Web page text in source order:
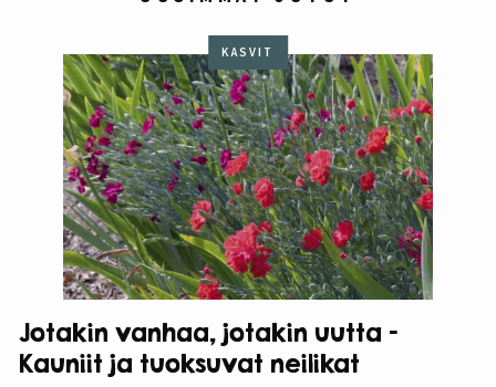
KASVIT
Jotakin vanhaa, jotakin uutta –
Kauniit ja tuoksuvat neilikat